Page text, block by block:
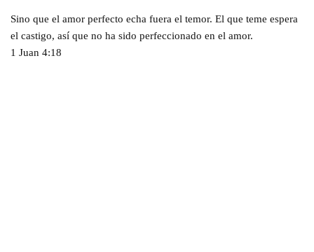
Sino que el amor perfecto echa fuera el temor. El que teme espera
el castigo, así que no ha sido perfeccionado en el amor.
1 Juan 4:18